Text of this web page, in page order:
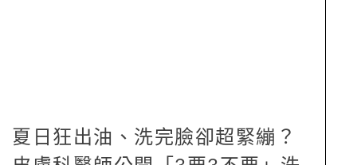
夏日狂出油、洗完臉卻超緊繃？